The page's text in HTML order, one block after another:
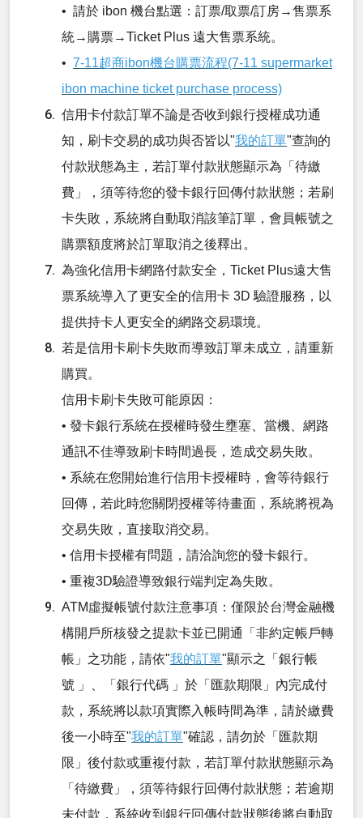
• 請於 ibon 機台點選：訂票/取票/訂房→售票系
統→購票→Ticket Plus 遠大售票系統。
• 7-11超商ibon機台購票流程(7-11 supermarket
ibon machine ticket purchase process)
信用卡付款訂單不論是否收到銀行授權成功通
知，刷卡交易的成功與否皆以"我的訂單"查詢的
付款狀態為主，若訂單付款狀態顯示為「待繳
費」，須等待您的發卡銀行回傳付款狀態；若刷
卡失敗，系統將自動取消該筆訂單，會員帳號之
購票額度將於訂單取消之後釋出。
為強化信用卡網路付款安全，Ticket Plus遠大售
票系統導入了更安全的信用卡 3D 驗證服務，以
提供持卡人更安全的網路交易環境。
若是信用卡刷卡失敗而導致訂單未成立，請重新
購買。
信用卡刷卡失敗可能原因：
• 發卡銀行系統在授權時發生壅塞、當機、網路
通訊不佳導致刷卡時間過長，造成交易失敗。
• 系統在您開始進行信用卡授權時，會等待銀行
回傳，若此時您關閉授權等待畫面，系統將視為
交易失敗，直接取消交易。
• 信用卡授權有問題，請洽詢您的發卡銀行。
• 重複3D驗證導致銀行端判定為失敗。
ATM虛擬帳號付款注意事項：僅限於台灣金融機
構開戶所核發之提款卡並已開通「非約定帳戶轉
帳」之功能，請依"我的訂單"顯示之「銀行帳
號 」、「銀行代碼 」於「匯款期限」內完成付
款，系統將以款項實際入帳時間為準，請於繳費
後一小時至"我的訂單"確認，請勿於「匯款期
限」後付款或重複付款，若訂單付款狀態顯示為
「待繳費」，須等待銀行回傳付款狀態；若逾期
未付款，系統收到銀行回傳付款狀態後將自動取